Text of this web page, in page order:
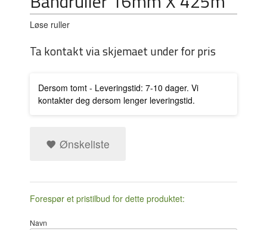
Løse ruller
Ta kontakt via skjemaet under for pris
Dersom tomt - Leveringstid: 7-10 dager. Vi
kontakter deg dersom lenger leveringstid.
Ønskeliste
Forespør et pristilbud for dette produktet:
Navn